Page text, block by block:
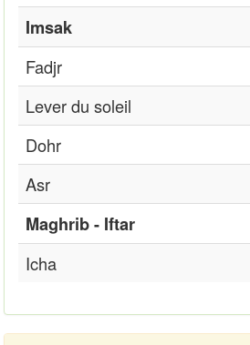
Imsak
Fadjr
Lever du soleil
Dohr
Asr
Maghrib - Iftar
Icha